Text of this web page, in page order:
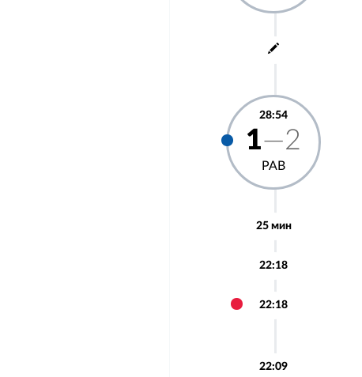
28:54
1—2
РАВ
25 мин
22:18
22:18
22:09